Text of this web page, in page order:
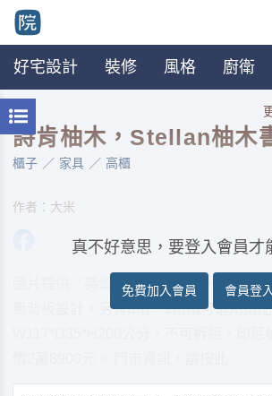
好宅設計 裝修 風格 廚衛
詩肯柚木，Stellan柚木
櫃子 家具 高櫃
作者：大米
圖片提供／詩肯柚木 詩肯柚木，Stellan
無背板設計，另有6格、9格櫃可選用搭配
真不好意思，要登入會員才
免費加入會員 會員登入